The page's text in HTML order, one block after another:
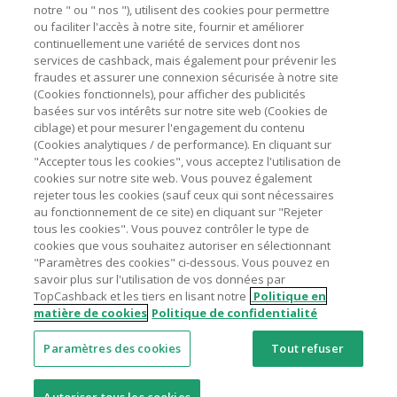
marchands sur le montant hors TVA/taxes et hors frais de
livraison/d’emballage/de service.
L'utilisation de plugins tels que Honey, AdBlock, uBlock, Pi-
hole et VPN peut bloquer le suivi de votre commande.
Pour chaque nouvelle transaction, il faut revenir sur
TopCashback et cliquer sur le bouton rose de cashback
pour accéder au site marchand et faire votre achat.
Assurez-vous que le lien TopCashback est le dernier lien
utilisé pour visiter le site marchand avant de finaliser votre
achat.
Tout compte impliqué dans des commandes ou activités
frauduleuses pour manipuler le système de cashback sera
clôturé et leur cashback confisqué.
Astuces pour économiser
A propos de
Contactez-nous
Mentions légales
Nos sites UK US CN JP DE AU
© 2005 - 2026 TopCashback Group Limited
notre " ou " nos "), utilisent des cookies pour permettre
ou faciliter l'accès à notre site, fournir et améliorer
continuellement une variété de services dont nos
services de cashback, mais également pour prévenir les
fraudes et assurer une connexion sécurisée à notre site
(Cookies fonctionnels), pour afficher des publicités
basées sur vos intérêts sur notre site web (Cookies de
ciblage) et pour mesurer l'engagement du contenu
(Cookies analytiques / de performance). En cliquant sur
"Accepter tous les cookies", vous acceptez l'utilisation de
cookies sur notre site web. Vous pouvez également
rejeter tous les cookies (sauf ceux qui sont nécessaires
au fonctionnement de ce site) en cliquant sur "Rejeter
tous les cookies". Vous pouvez contrôler le type de
cookies que vous souhaitez autoriser en sélectionnant
"Paramètres des cookies" ci-dessous. Vous pouvez en
savoir plus sur l'utilisation de vos données par
TopCashback et les tiers en lisant notre Politique en
matière de cookies Politique de confidentialité
Paramètres des cookies Tout refuser